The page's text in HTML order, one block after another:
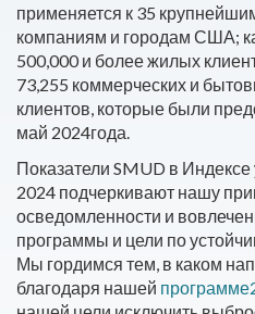
применяется к 35
компаниям и городам США;
500,000 и более жилых
73,255 коммерческих и
клиентов, которые были
май 2024года.
Показатели SMUD в Индексе
2024 подчеркивают нашу
осведомленности и
программы и цели по
Мы гордимся тем, в каком
благодаря нашей